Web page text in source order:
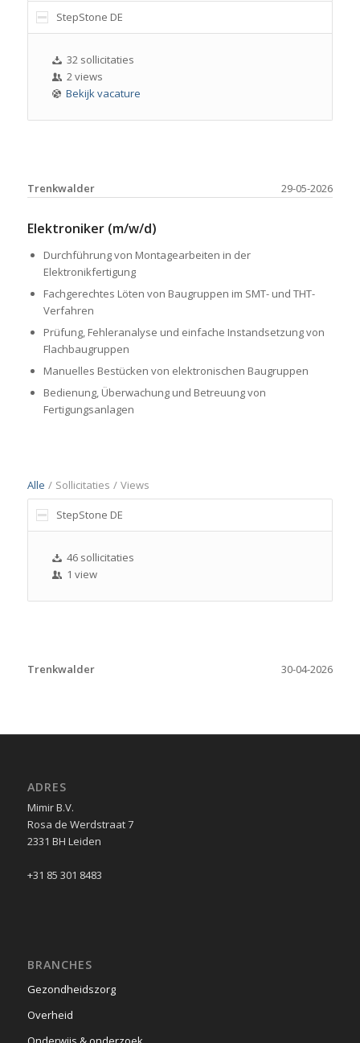
StepStone DE
32 sollicitaties
2 views
Bekijk vacature
29-05-2026
Trenkwalder
Elektroniker (m/w/d)
Durchführung von Montagearbeiten in der
Elektronikfertigung
Fachgerechtes Löten von Baugruppen im SMT- und THT-
Verfahren
Prüfung, Fehleranalyse und einfache Instandsetzung von
Flachbaugruppen
Manuelles Bestücken von elektronischen Baugruppen
Bedienung, Überwachung und Betreuung von
Fertigungsanlagen
Alle / Sollicitaties / Views
StepStone DE
46 sollicitaties
1 view
30-04-2026
Trenkwalder
ADRES
Mimir B.V.
Rosa de Werdstraat 7
2331 BH Leiden
+31 85 301 8483
BRANCHES
Gezondheidszorg
Overheid